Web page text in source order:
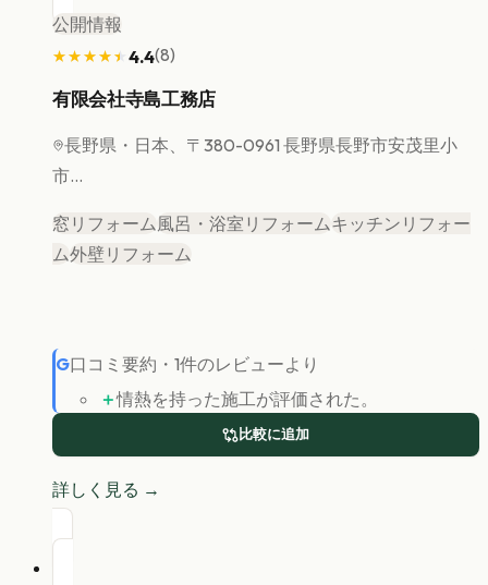
公開情報
★★★★★
★★★★★ 4.4(8)
有限会社寺島工務店
長野県 ・日本、〒380-0961 長野県長野市安茂里小
市...
窓リフォーム 風呂・浴室リフォームキッチンリフォー
ム外壁リフォーム
G口コミ要約 ・ 1件のレビューより
＋情熱を持った施工が評価された。
比較に追加
詳しく見る →